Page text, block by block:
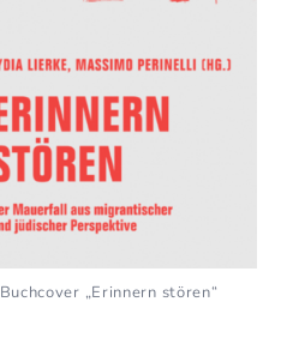
Buchcover „Erinnern stören“